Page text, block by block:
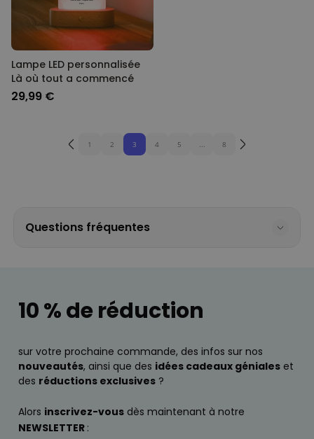
Lampe LED personnalisée
Là où tout a commencé
29,99 €
1 2 3 4 5 ... 8
Questions fréquentes
10 % de réduction
sur votre prochaine commande, des infos sur nos
nouveautés, ainsi que des idées cadeaux géniales et
des réductions exclusives ?
Alors inscrivez-vous dès maintenant à notre
NEWSLETTER :